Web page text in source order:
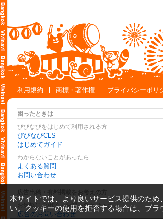
利用規約
商標・著作権 プライバシーポリ
困ったときは
びびなびをはじめて利用される方
びびなびCLS
はじめてガイド
わからないことがあったら
よくある質問
お問い合わせ
お気軽にご相談・お問い合わせ下さい
広告のお問い合わせ
本サイトでは、より良いサービス提供のた
い。クッキーの使用を拒否する場合は、ブラ